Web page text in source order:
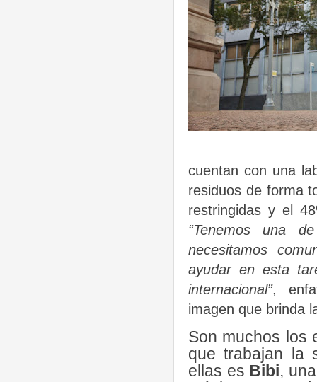
cuentan con una
residuos de forma
restringidas y el
“Tenemos una
necesitamos
ayudar en esta
internacional”,
imagen que brinda
Son muchos los
que trabajan la
ellas es Bibi,